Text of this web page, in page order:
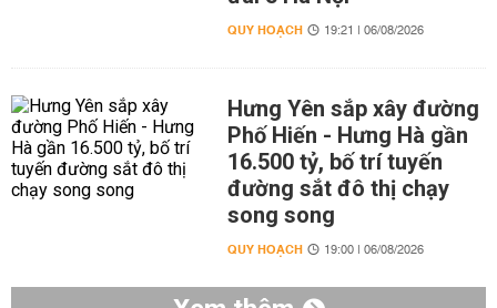
QUY HOẠCH 19:21 | 06/08/2026
Hưng Yên sắp xây đường
Phố Hiến - Hưng Hà gần
16.500 tỷ, bố trí tuyến
đường sắt đô thị chạy
song song
QUY HOẠCH 19:00 | 06/08/2026